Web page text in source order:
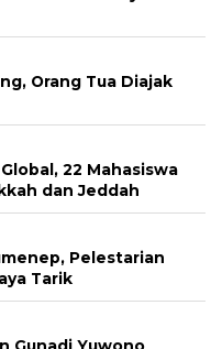
Orang Tua Diajak
22 Mahasiswa
dan Jeddah
Pelestarian
Tarik